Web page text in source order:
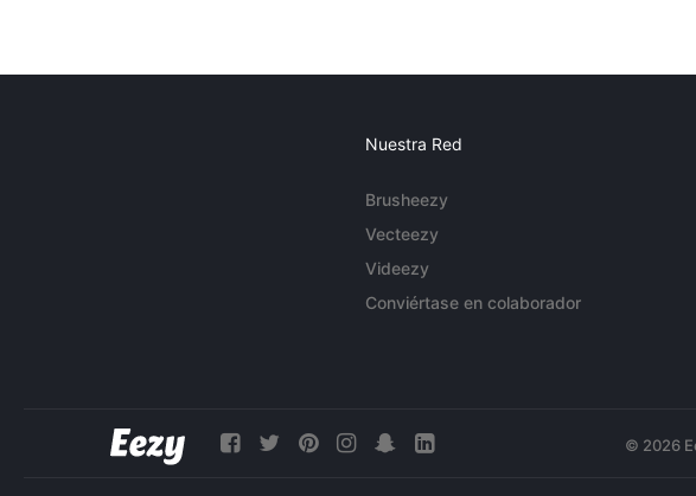
Nuestra Red
Brusheezy
Vecteezy
Videezy
Conviértase en colaborador
© 2026